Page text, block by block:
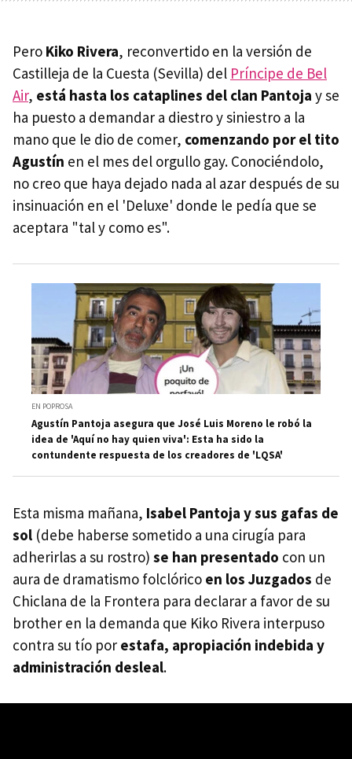
Pero Kiko Rivera, reconvertido en la versión de
Castilleja de la Cuesta (Sevilla) del Príncipe de Bel
Air, está hasta los cataplines del clan Pantoja y se
ha puesto a demandar a diestro y siniestro a la
mano que le dio de comer, comenzando por el tito
Agustín en el mes del orgullo gay. Conociéndolo,
no creo que haya dejado nada al azar después de su
insinuación en el 'Deluxe' donde le pedía que se
aceptara "tal y como es".
EN POPROSA
Agustín Pantoja asegura que José Luis Moreno le robó la
idea de 'Aquí no hay quien viva': Esta ha sido la
contundente respuesta de los creadores de 'LQSA'
Esta misma mañana, Isabel Pantoja y sus gafas de
sol (debe haberse sometido a una cirugía para
adherirlas a su rostro) se han presentado con un
aura de dramatismo folclórico en los Juzgados de
Chiclana de la Frontera para declarar a favor de su
brother en la demanda que Kiko Rivera interpuso
contra su tío por estafa, apropiación indebida y
administración desleal.